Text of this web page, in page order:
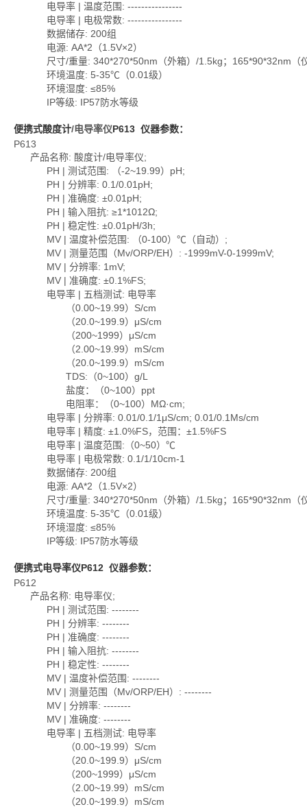
电导率 | 温度范围: ----------------
电导率 | 电极常数: ----------------
数据储存: 200组
电源: AA*2（1.5V×2）
尺寸/重量: 340*270*50nm（外箱）/1.5kg；165*90*32nm（
环境温度: 5-35℃（0.01级）
环境湿度: ≤85%
IP等级: IP57防水等级
便携式酸度计/电导率仪P613 仪器参数：
P613
产品名称: 酸度计/电导率仪;
PH | 测试范围: （-2~19.99）pH;
PH | 分辨率: 0.1/0.01pH;
PH | 准确度: ±0.01pH;
PH | 输入阻抗: ≥1*1012Ω;
PH | 稳定性: ±0.01pH/3h;
MV | 温度补偿范围: （0-100）℃（自动）;
MV | 测量范围（Mv/ORP/EH）: -1999mV-0-1999mV;
MV | 分辨率: 1mV;
MV | 准确度: ±0.1%FS;
电导率 | 五档测试: 电导率
（0.00~19.99）S/cm
（20.0~199.9）μS/cm
（200~1999）μS/cm
（2.00~19.99）mS/cm
（20.0~199.9）mS/cm
TDS:（0~100）g/L
盐度：（0~100）ppt
电阻率：（0~100）MΩ·cm;
电导率 | 分辨率: 0.01/0.1/1μS/cm; 0.01/0.1Ms/cm
电导率 | 精度: ±1.0%FS，范围：±1.5%FS
电导率 | 温度范围:（0~50）℃
电导率 | 电极常数: 0.1/1/10cm-1
数据储存: 200组
电源: AA*2（1.5V×2）
尺寸/重量: 340*270*50nm（外箱）/1.5kg；165*90*32nm（
环境温度: 5-35℃（0.01级）
环境湿度: ≤85%
IP等级: IP57防水等级
便携式电导率仪P612 仪器参数：
P612
产品名称: 电导率仪;
PH | 测试范围: --------
PH | 分辨率: --------
PH | 准确度: --------
PH | 输入阻抗: --------
PH | 稳定性: --------
MV | 温度补偿范围: --------
MV | 测量范围（Mv/ORP/EH）: --------
MV | 分辨率: --------
MV | 准确度: --------
电导率 | 五档测试: 电导率
（0.00~19.99）S/cm
（20.0~199.9）μS/cm
（200~1999）μS/cm
（2.00~19.99）mS/cm
（20.0~199.9）mS/cm